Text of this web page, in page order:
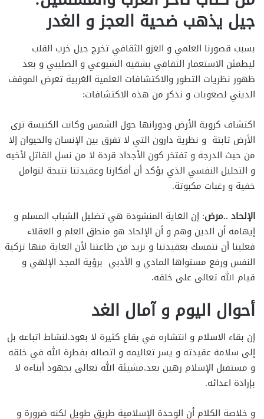
جيل يذهب ضحية العجز و الغدر
بسبب قصورنا العلمي و الغزو الثقافي تخرج جيل خرب القلب
ليطمئن الاستعمار الثقافي بشقيه الشيوعي و الصليبي و بعد
ظهور نظريات التطور والاكتشافات العلمية الغربية تعرض الموقف
الديني لصعوبات و نذكر من هذه الاكتشافات:
اكتشاف كروية الأرض ودورانها حول الشمس وكانت الكنيسة ترى
الأرض ثابتة و نظرية دارون التي لا تفرق بين الإنسان والحيوان إلا
من حيث الدرجة و تفتخر كون الأجداد قردة لا من نسل القاتل لأخيه
و التحليل النفسي الذي يؤكد أن أفكارنا وعقيدتنا نتيجة لتوامل
خفية و رغبات مكبوتة.
الإلحاد ..مرض: إن الغاية المنشودة هي تضليل الشباب المسلم و
إيهامه أن الدين وهم و أن الإلحاد هو منطق العلم و العقلاء
فعلينا أن نتمسك بعقيدتنا و نزيد من طاعتنا لأن الغاية منها تزكية
النفس ورفع مستواها المادي و الأدبي برؤية المجد الإلهي و
قيام الله تعالى على خلقه.
أحوال اليوم و آمال الغد
إن بقاء الاسلام و انتشاره في بقاع كثيرة لا بعود.لنشاط اتباعه بل
إلى سلامة عقيدته و يسر تعاليمه و اتصاله بفطرة الله في خلقه
و مستقبل الإسلام رهين بعد.مشيئة الله تعالى بجهود أبناءه لا
بإرادة اعدائه.
و خلاصة الكلام أن الوحدة الإسلامية طريق طويل لكنه ضرورة و